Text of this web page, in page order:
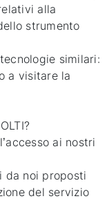
alla
strumento
similari:
a visitare la
ai nostri
da noi proposti
del servizio